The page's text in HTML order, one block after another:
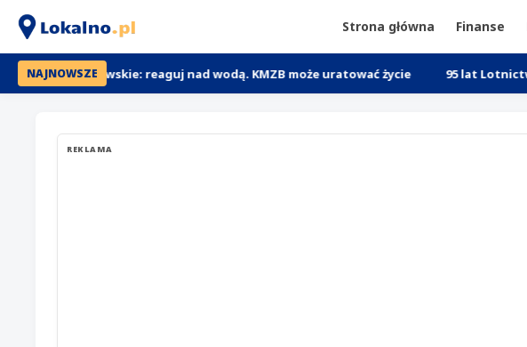
Strona główna Finanse
NAJNOWSZE
Lubawskie: reaguj nad wodą. KMZB może uratować życie 95 lat Lotnictwa Policji.
REKLAMA